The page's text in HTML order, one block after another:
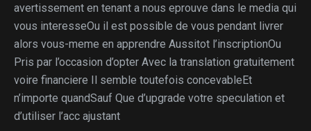
avertissement en tenant a nous eprouve dans le media qui
vous interesseOu il est possible de vous pendant livrer
alors vous-meme en apprendre Aussitot l’inscriptionOu
Pris par l’occasion d’opter Avec la translation gratuitement
voire financiere Il semble toutefois concevableEt
n’importe quandSauf Que d’upgrade votre speculation et
d’utiliser l’acc ajustant